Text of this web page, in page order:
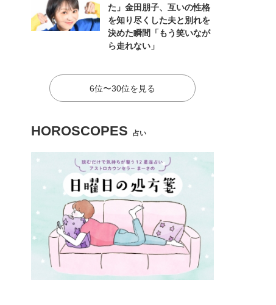
た」金田朋子、互いの性格
を知り尽くした夫と別れを
決めた瞬間「もう笑いなが
ら走れない」
6位〜30位を見る
HOROSCOPES 占い